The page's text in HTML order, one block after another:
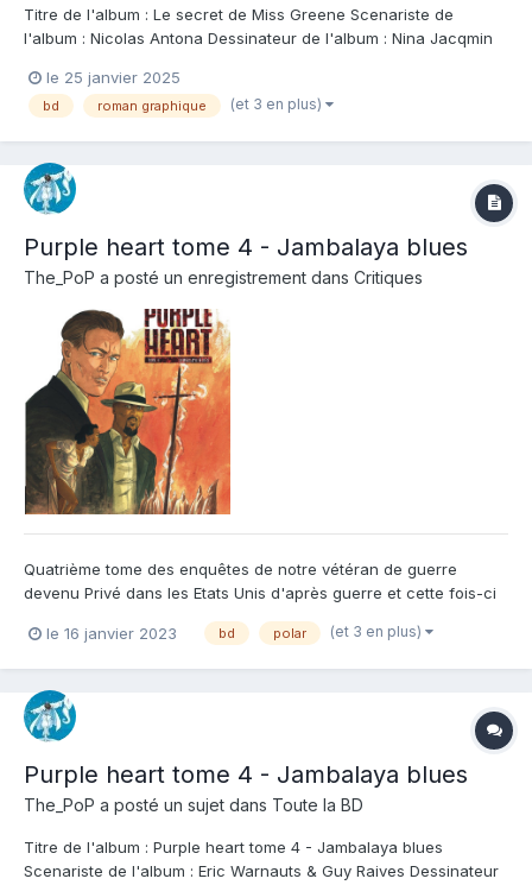
Titre de l'album : Le secret de Miss Greene Scenariste de
l'album : Nicolas Antona Dessinateur de l'album : Nina Jacqmin
Résumé de l'album : Jusqu'en 1967, aux États-Unis, toute
personne ayant une ascendance a...
le 25 janvier 2025
bd roman graphique (et 3 en plus)
Purple heart tome 4 - Jambalaya blues
The_PoP a posté un enregistrement dans Critiques
Quatrième tome des enquêtes de notre vétéran de guerre
devenu Privé dans les Etats Unis d'après guerre et cette fois-ci
de ces années là est assez réussie et si la partie graphique des
le 16 janvier 2023 bd polar (et 3 en plus)
Purple heart tome 4 - Jambalaya blues
The_PoP a posté un sujet dans Toute la BD
Titre de l'album : Purple heart tome 4 - Jambalaya blues
Scenariste de l'album : Eric Warnauts & Guy Raives Dessinateur